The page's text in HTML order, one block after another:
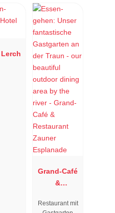
Grand-Café
&
Zauner
Restaurant mit